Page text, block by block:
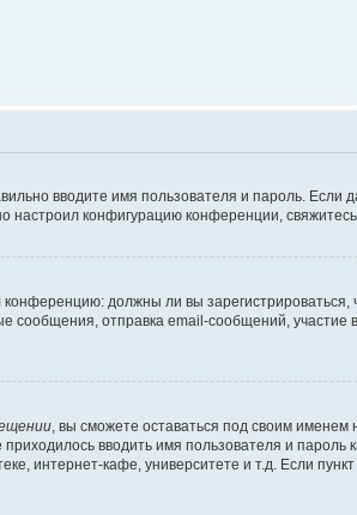
вводите имя пользователя и пароль.
конфигурацию конференции,
конференцию: должны ли вы
отправка email-сообщений, участие
, вы сможете оставаться под своим
вводить имя пользователя и
интернет-кафе, университете и т.д. Если пункт